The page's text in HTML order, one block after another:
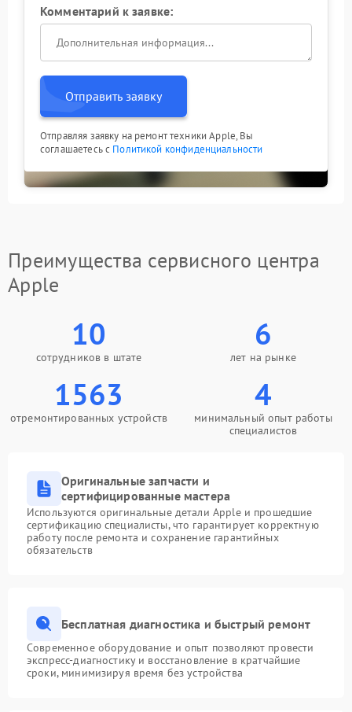
Комментарий к заявке:
Отправить заявку
Отправляя заявку на ремонт техники Apple, Вы
соглашаетесь с Политикой конфиденциальности
Преимущества сервисного центра
Apple
10
сотрудников в штате
6
лет на рынке
1563
отремонтированных устройств
4
минимальный опыт работы
специалистов
Оригинальные запчасти и
сертифицированные мастера
Используются оригинальные детали Apple и прошедшие
сертификацию специалисты, что гарантирует корректную
работу после ремонта и сохранение гарантийных
обязательств
Бесплатная диагностика и быстрый ремонт
Современное оборудование и опыт позволяют провести
экспресс-диагностику и восстановление в кратчайшие
сроки, минимизируя время без устройства